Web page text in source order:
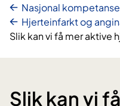
Nasjonal
Hjerteinfarkt og
Slik kan vi få mer aktive
Slik kan vi